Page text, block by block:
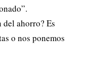
ahorro? Es
o nos ponemos